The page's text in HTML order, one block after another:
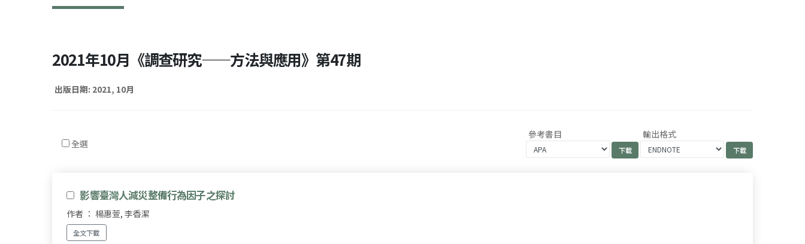
2021年10月《調查研究——方法與應用》第47期
出版日期: 2021, 10月
全選
參考書目 輸出格式
影響臺灣人減災整備行為因子之探討
作者 ： 楊惠萱, 李香潔
全文下載